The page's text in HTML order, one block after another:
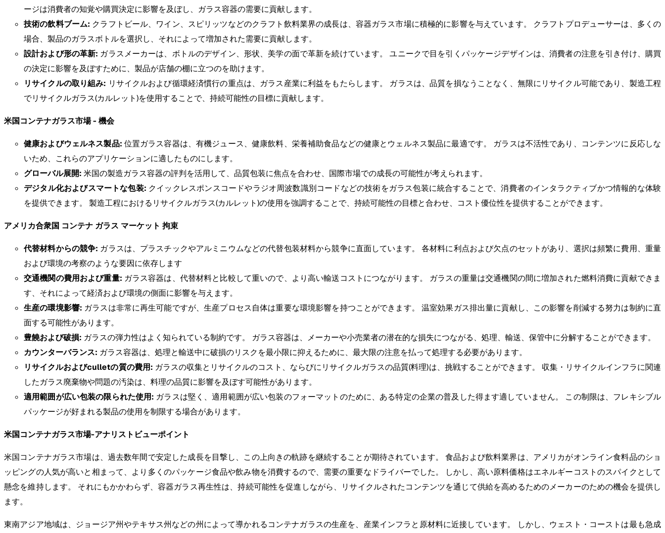
ージは消費者の知覚や購買決定に影響を及ぼし、ガラス容器の需要に貢献します。
技術の飲料ブーム: クラフトビール、ワイン、スピリッツなどのクラフト飲料業界の成長は、容器ガラス市場に積極的に影響を与えています。 クラフトプロデューサーは、多くの
場合、製品のガラスボトルを選択し、それによって増加された需要に貢献します。
設計および形の革新: ガラスメーカーは、ボトルのデザイン、形状、美学の面で革新を続けています。 ユニークで目を引くパッケージデザインは、消費者の注意を引き付け、購買
の決定に影響を及ぼすために、製品が店舗の棚に立つのを助けます。
リサイクルの取り組み: リサイクルおよび循環経済慣行の重点は、ガラス産業に利益をもたらします。 ガラスは、品質を損なうことなく、無限にリサイクル可能であり、製造工程
でリサイクルガラス(カルレット)を使用することで、持続可能性の目標に貢献します。
米国コンテナガラス市場 - 機会
健康およびウェルネス製品: 位置ガラス容器は、有機ジュース、健康飲料、栄養補助食品などの健康とウェルネス製品に最適です。 ガラスは不活性であり、コンテンツに反応しな
いため、これらのアプリケーションに適したものにします。
グローバル展開: 米国の製造ガラス容器の評判を活用して、品質包装に焦点を合わせ、国際市場での成長の可能性が考えられます。
デジタル化およびスマートな包装: クイックレスポンスコードやラジオ周波数識別コードなどの技術をガラス包装に統合することで、消費者のインタラクティブかつ情報的な体験
を提供できます。 製造工程におけるリサイクルガラス(カルレット)の使用を強調することで、持続可能性の目標と合わせ、コスト優位性を提供することができます。
アメリカ合衆国 コンテナ ガラス マーケット 拘束
代替材料からの競争: ガラスは、プラスチックやアルミニウムなどの代替包装材料から競争に直面しています。 各材料に利点および欠点のセットがあり、選択は頻繁に費用、重量
および環境の考察のような要因に依存します
交通機関の費用および重量: ガラス容器は、代替材料と比較して重いので、より高い輸送コストにつながります。 ガラスの重量は交通機関の間に増加された燃料消費に貢献できま
す、それによって経済および環境の側面に影響を与えます。
生産の環境影響: ガラスは非常に再生可能ですが、生産プロセス自体は重要な環境影響を持つことができます。 温室効果ガス排出量に貢献し、この影響を削減する努力は制約に直
面する可能性があります。
豊饒および破損: ガラスの弾力性はよく知られている制約です。 ガラス容器は、メーカーや小売業者の潜在的な損失につながる、処理、輸送、保管中に分解することができます。
カウンターバランス: ガラス容器は、処理と輸送中に破損のリスクを最小限に抑えるために、最大限の注意を払って処理する必要があります。
リサイクルおよびculletの質の費用: ガラスの収集とリサイクルのコスト、ならびにリサイクルガラスの品質(料理)は、挑戦することができます。 収集・リサイクルインフラに関連
したガラス廃棄物や問題の汚染は、料理の品質に影響を及ぼす可能性があります。
適用範囲が広い包装の限られた使用: ガラスは堅く、適用範囲が広い包装のフォーマットのために、ある特定の企業の普及した得ます適していません。 この制限は、フレキシブル
パッケージが好まれる製品の使用を制限する場合があります。
米国コンテナガラス市場-アナリストビューポイント
米国コンテナガラス市場は、過去数年間で安定した成長を目撃し、この上向きの軌跡を継続することが期待されています。 食品および飲料業界は、アメリカがオンライン食料品のショ
ッピングの人気が高いと相まって、より多くのパッケージ食品や飲み物を消費するので、需要の重要なドライバーでした。 しかし、高い原料価格はエネルギーコストのスパイクとして
懸念を維持します。 それにもかかわらず、容器ガラス再生性は、持続可能性を促進しながら、リサイクルされたコンテンツを通じて供給を高めるためのメーカーのための機会を提供し
ます。
東南アジア地域は、ジョージア州やテキサス州などの州によって導かれるコンテナガラスの生産を、産業インフラと原材料に近接しています。 しかし、ウェスト・コーストは最も急成